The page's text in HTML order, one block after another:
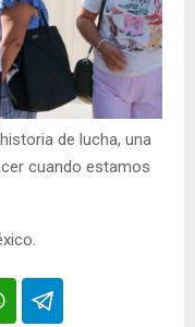
de lucha, una
cuando estamos